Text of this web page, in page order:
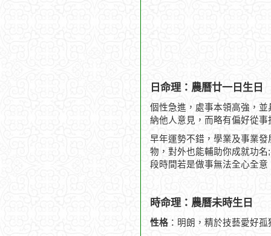
日命理：農曆廿一日生日
個性急進，處事本領高強，
納他人意見，而略有偏好從
早年運勢不錯，學業及事業
物，對外也能輔助你成就功
段時間若是做事無法全心全
時命理：農曆未時生日
性格 ：明朗，精於技藝愛好